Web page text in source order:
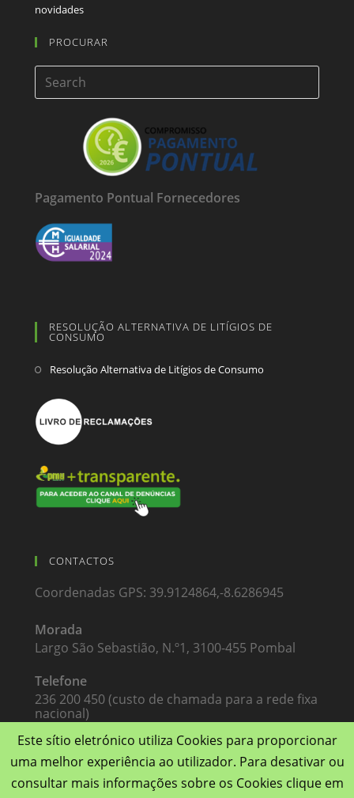
novidades
PROCURAR
Pagamento Pontual Fornecedores
RESOLUÇÃO ALTERNATIVA DE LITÍGIOS DE
CONSUMO
Resolução Alternativa de Litígios de Consumo
CONTACTOS
Coordenadas GPS: 39.9124864,-8.6286945
Morada
Largo São Sebastião, N.º1, 3100-455 Pombal
Telefone
236 200 450 (custo de chamada para a rede fixa
nacional)
Email
pmugest@pmugest.pt
Este sítio eletrónico utiliza Cookies para proporcionar
uma melhor experiência ao utilizador. Para desativar ou
consultar mais informações sobre os Cookies clique em